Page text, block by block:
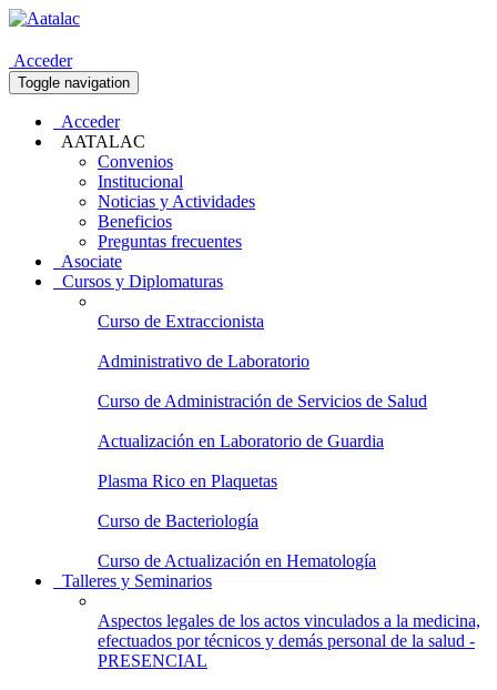
Acceder
Toggle navigation
Acceder
AATALAC
Convenios
Institucional
Noticias y Actividades
Beneficios
Preguntas frecuentes
Asociate
Cursos y Diplomaturas
Curso de Extraccionista
Administrativo de Laboratorio
Curso de Administración de Servicios de Salud
Actualización en Laboratorio de Guardia
Plasma Rico en Plaquetas
Curso de Bacteriología
Curso de Actualización en Hematología
Talleres y Seminarios
Aspectos legales de los actos vinculados a la medicina,
efectuados por técnicos y demás personal de la salud -
PRESENCIAL